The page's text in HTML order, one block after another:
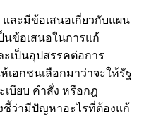
ละมีข้อเสนอเกี่ยวกับแผน
ป็นข้อเสนอในการแก้
เป็นอุปสรรคต่อการ
เอกชนเลือกมาว่าจะให้รัฐ
เบียบ คำสั่ง หรือกฎ
ชี้ว่ามีปัญหาอะไรที่ต้องแก้